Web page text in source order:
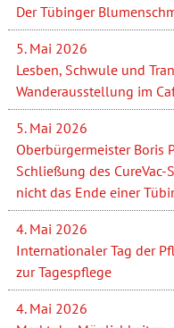
Der Tübinger
5. Mai 2026
Lesben, Schwule und
Wanderausstellung im
5. Mai 2026
Oberbürgermeister Boris
Schließung des CureVac-
nicht das Ende einer
4. Mai 2026
Internationaler Tag der
zur Tagespflege
4. Mai 2026